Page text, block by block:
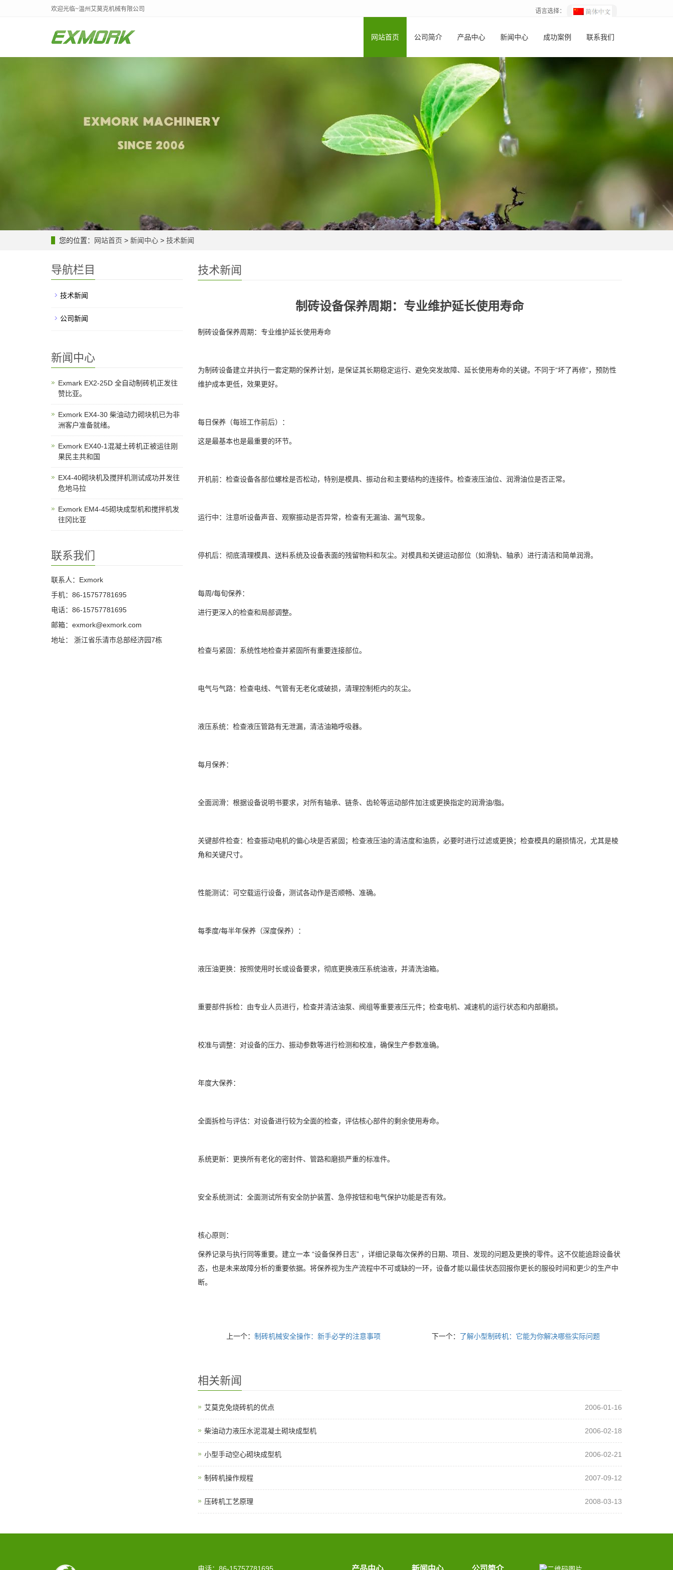
欢迎光临~温州艾莫克机械有限公司 语言选择：
网站首页 公司简介 产品中心 新闻中心 成功案例 联系我们
您的位置： 网站首页 > 新闻中心 > 技术新闻
技术新闻
制砖设备保养周期：专业维护延长使用寿命
制砖设备保养周期：专业维护延长使用寿命
为制砖设备建立并执行一套定期的保养计划，是保证其长期稳定运行、避免突发故障、延长使用寿命的关键。不同于“坏了再修”，预防性
维护成本更低，效果更好。
每日保养（每班工作前后）：
这是最基本也是最重要的环节。
开机前：检查设备各部位螺栓是否松动，特别是模具、振动台和主要结构的连接件。检查液压油位、润滑油位是否正常。
运行中：注意听设备声音、观察振动是否异常，检查有无漏油、漏气现象。
停机后：彻底清理模具、送料系统及设备表面的残留物料和灰尘。对模具和关键运动部位（如滑轨、轴承）进行清洁和简单润滑。
每周/每旬保养：
进行更深入的检查和局部调整。
检查与紧固：系统性地检查并紧固所有重要连接部位。
电气与气路：检查电线、气管有无老化或破损，清理控制柜内的灰尘。
液压系统：检查液压管路有无泄漏，清洁油箱呼吸器。
每月保养：
全面润滑：根据设备说明书要求，对所有轴承、链条、齿轮等运动部件加注或更换指定的润滑油/脂。
关键部件检查：检查振动电机的偏心块是否紧固；检查液压油的清洁度和油质，必要时进行过滤或更换；检查模具的磨损情况，尤其是棱
角和关键尺寸。
性能测试：可空载运行设备，测试各动作是否顺畅、准确。
每季度/每半年保养（深度保养）：
液压油更换：按照使用时长或设备要求，彻底更换液压系统油液，并清洗油箱。
重要部件拆检：由专业人员进行，检查并清洁油泵、阀组等重要液压元件；检查电机、减速机的运行状态和内部磨损。
校准与调整：对设备的压力、振动参数等进行检测和校准，确保生产参数准确。
年度大保养：
全面拆检与评估：对设备进行较为全面的检查，评估核心部件的剩余使用寿命。
系统更新：更换所有老化的密封件、管路和磨损严重的标准件。
安全系统测试：全面测试所有安全防护装置、急停按钮和电气保护功能是否有效。
核心原则：
保养记录与执行同等重要。建立一本 “设备保养日志” ，详细记录每次保养的日期、项目、发现的问题及更换的零件。这不仅能追踪设备状
态，也是未来故障分析的重要依据。将保养视为生产流程中不可或缺的一环，设备才能以最佳状态回报你更长的服役时间和更少的生产中
断。
上一个：制砖机械安全操作：新手必学的注意事项 下一个： 了解小型制砖机：它能为你解决哪些实际问题
相关新闻
艾莫克免烧砖机的优点 2006-01-16
柴油动力液压水泥混凝土砌块成型机 2006-02-18
小型手动空心砌块成型机 2006-02-21
制砖机操作规程 2007-09-12
压砖机工艺原理 2008-03-13
导航栏目
技术新闻
公司新闻
新闻中心
Exmark EX2-25D 全自动制砖机正发往
赞比亚。
Exmork EX4-30 柴油动力砌块机已为非
洲客户准备就绪。
Exmork EX40-1混凝土砖机正被运往刚
果民主共和国
EX4-40砌块机及搅拌机测试成功并发往
危地马拉
Exmork EM4-45砌块成型机和搅拌机发
往冈比亚
联系我们
联系人：Exmork
手机：86-15757781695
电话：86-15757781695
邮箱：exmork@exmork.com
地址： 浙江省乐清市总部经济园7栋